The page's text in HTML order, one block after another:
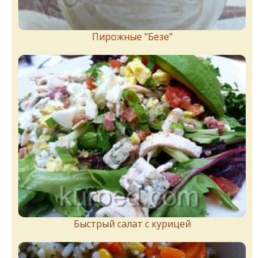
Пирожныe "Бeзe"
Быстрый салат с курицей